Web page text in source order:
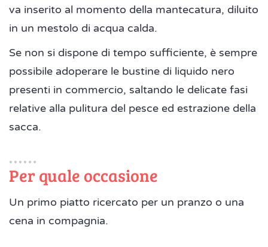
va inserito al momento della mantecatura, diluito
in un mestolo di acqua calda.
Se non si dispone di tempo sufficiente, è sempre
possibile adoperare le bustine di liquido nero
presenti in commercio, saltando le delicate fasi
relative alla pulitura del pesce ed estrazione della
sacca.
Per quale occasione
Un primo piatto ricercato per un pranzo o una
cena in compagnia.